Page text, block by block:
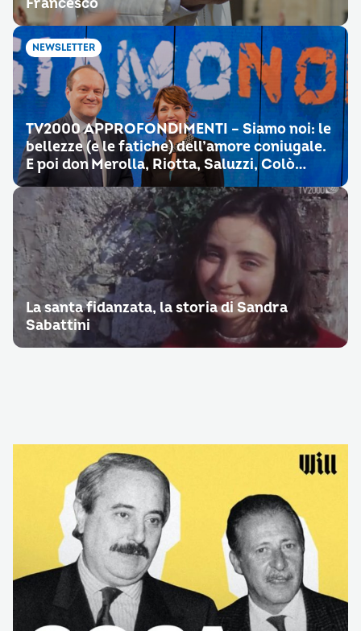
NEWSLETTER
TV2000 APPROFONDIMENTI – Siamo noi: le
bellezze (e le fatiche) dell’amore coniugale.
E poi don Merolla, Riotta, Saluzzi, Colò…
La santa fidanzata, la storia di Sandra
Sabattini